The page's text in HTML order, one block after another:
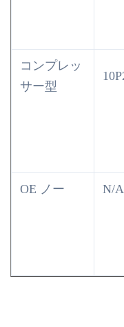
コンプレッ
サー型
OE ノー N/A